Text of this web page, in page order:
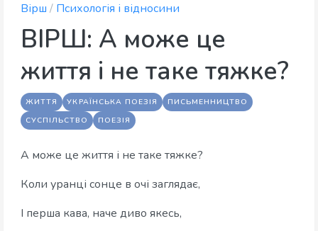
Вірш / Психологія і відносини
ВІРШ: А може це
життя і не таке тяжке?
ЖИТТЯ УКРАЇНСЬКА ПОЕЗІЯ
ПИСЬМЕННИЦТВО
СУСПІЛЬСТВО
ПОЕЗІЯ
А може це життя і не таке тяжке?
Коли уранці сонце в очі заглядає,
І перша кава, наче диво якесь,